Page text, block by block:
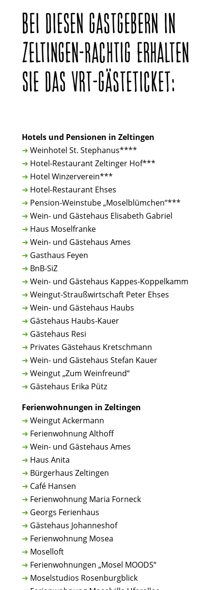
BEI DIESEN GASTGEBERN IN
ZELTINGEN-RACHTIG ERHALTEN
SIE DAS VRT-GÄSTETICKET:
Hotels und Pensionen in Zeltingen
➜ Weinhotel St. Stephanus****
➜ Hotel-Restaurant Zeltinger Hof***
➜ Hotel Winzerverein***
➜ Hotel-Restaurant Ehses
➜ Pension-Weinstube „Moselblümchen“***
➜ Wein- und Gästehaus Elisabeth Gabriel
➜ Haus Moselfranke
➜ Wein- und Gästehaus Ames
➜ Gasthaus Feyen
➜ BnB-SiZ
➜ Wein- und Gästehaus Kappes-Koppelkamm
➜ Weingut-Straußwirtschaft Peter Ehses
➜ Wein- und Gästehaus Haubs
➜ Gästehaus Haubs-Kauer
➜ Gästehaus Resi
➜ Privates Gästehaus Kretschmann
➜ Wein- und Gästehaus Stefan Kauer
➜ Weingut „Zum Weinfreund“
➜ Gästehaus Erika Pütz
Ferienwohnungen in Zeltingen
➜ Weingut Ackermann
➜ Ferienwohnung Althoff
➜ Wein- und Gästehaus Ames
➜ Haus Anita
➜ Bürgerhaus Zeltingen
➜ Café Hansen
➜ Ferienwohnung Maria Forneck
➜ Georgs Ferienhaus
➜ Gästehaus Johanneshof
➜ Ferienwohnung Mosea
➜ Moselloft
➜ Ferienwohnungen „Mosel MOODS“
➜ Moselstudios Rosenburgblick